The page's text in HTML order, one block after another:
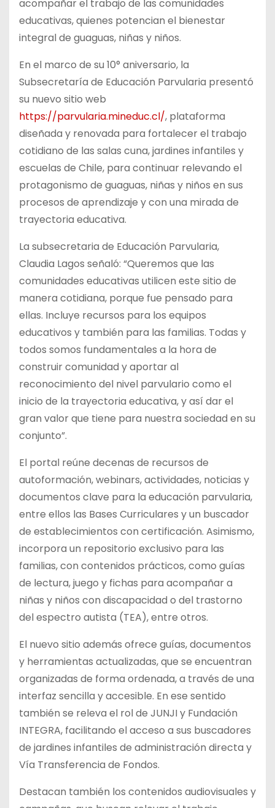
acompañar el trabajo de las comunidades
educativas, quienes potencian el bienestar
integral de guaguas, niñas y niños.
En el marco de su 10° aniversario, la
Subsecretaría de Educación Parvularia presentó
su nuevo sitio web
https://parvularia.mineduc.cl/, plataforma
diseñada y renovada para fortalecer el trabajo
cotidiano de las salas cuna, jardines infantiles y
escuelas de Chile, para continuar relevando el
protagonismo de guaguas, niñas y niños en sus
procesos de aprendizaje y con una mirada de
trayectoria educativa.
La subsecretaria de Educación Parvularia,
Claudia Lagos señaló: “Queremos que las
comunidades educativas utilicen este sitio de
manera cotidiana, porque fue pensado para
ellas. Incluye recursos para los equipos
educativos y también para las familias. Todas y
todos somos fundamentales a la hora de
construir comunidad y aportar al
reconocimiento del nivel parvulario como el
inicio de la trayectoria educativa, y así dar el
gran valor que tiene para nuestra sociedad en su
conjunto”.
El portal reúne decenas de recursos de
autoformación, webinars, actividades, noticias y
documentos clave para la educación parvularia,
entre ellos las Bases Curriculares y un buscador
de establecimientos con certificación. Asimismo,
incorpora un repositorio exclusivo para las
familias, con contenidos prácticos, como guías
de lectura, juego y fichas para acompañar a
niñas y niños con discapacidad o del trastorno
del espectro autista (TEA), entre otros.
El nuevo sitio además ofrece guías, documentos
y herramientas actualizadas, que se encuentran
organizadas de forma ordenada, a través de una
interfaz sencilla y accesible. En ese sentido
también se releva el rol de JUNJI y Fundación
INTEGRA, facilitando el acceso a sus buscadores
de jardines infantiles de administración directa y
Vía Transferencia de Fondos.
Destacan también los contenidos audiovisuales y